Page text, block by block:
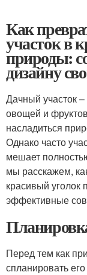
Как
участок в
природы:
дизайну
Дачный участок
овощей и
насладиться
Однако часто
мешает
мы расскажем,
красивый уголок
эффективные
Перед тем как
спланировать